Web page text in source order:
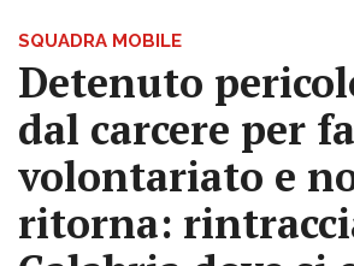
SQUADRA MOBILE
Detenuto
dal carcere per
volontariato e
ritorna: